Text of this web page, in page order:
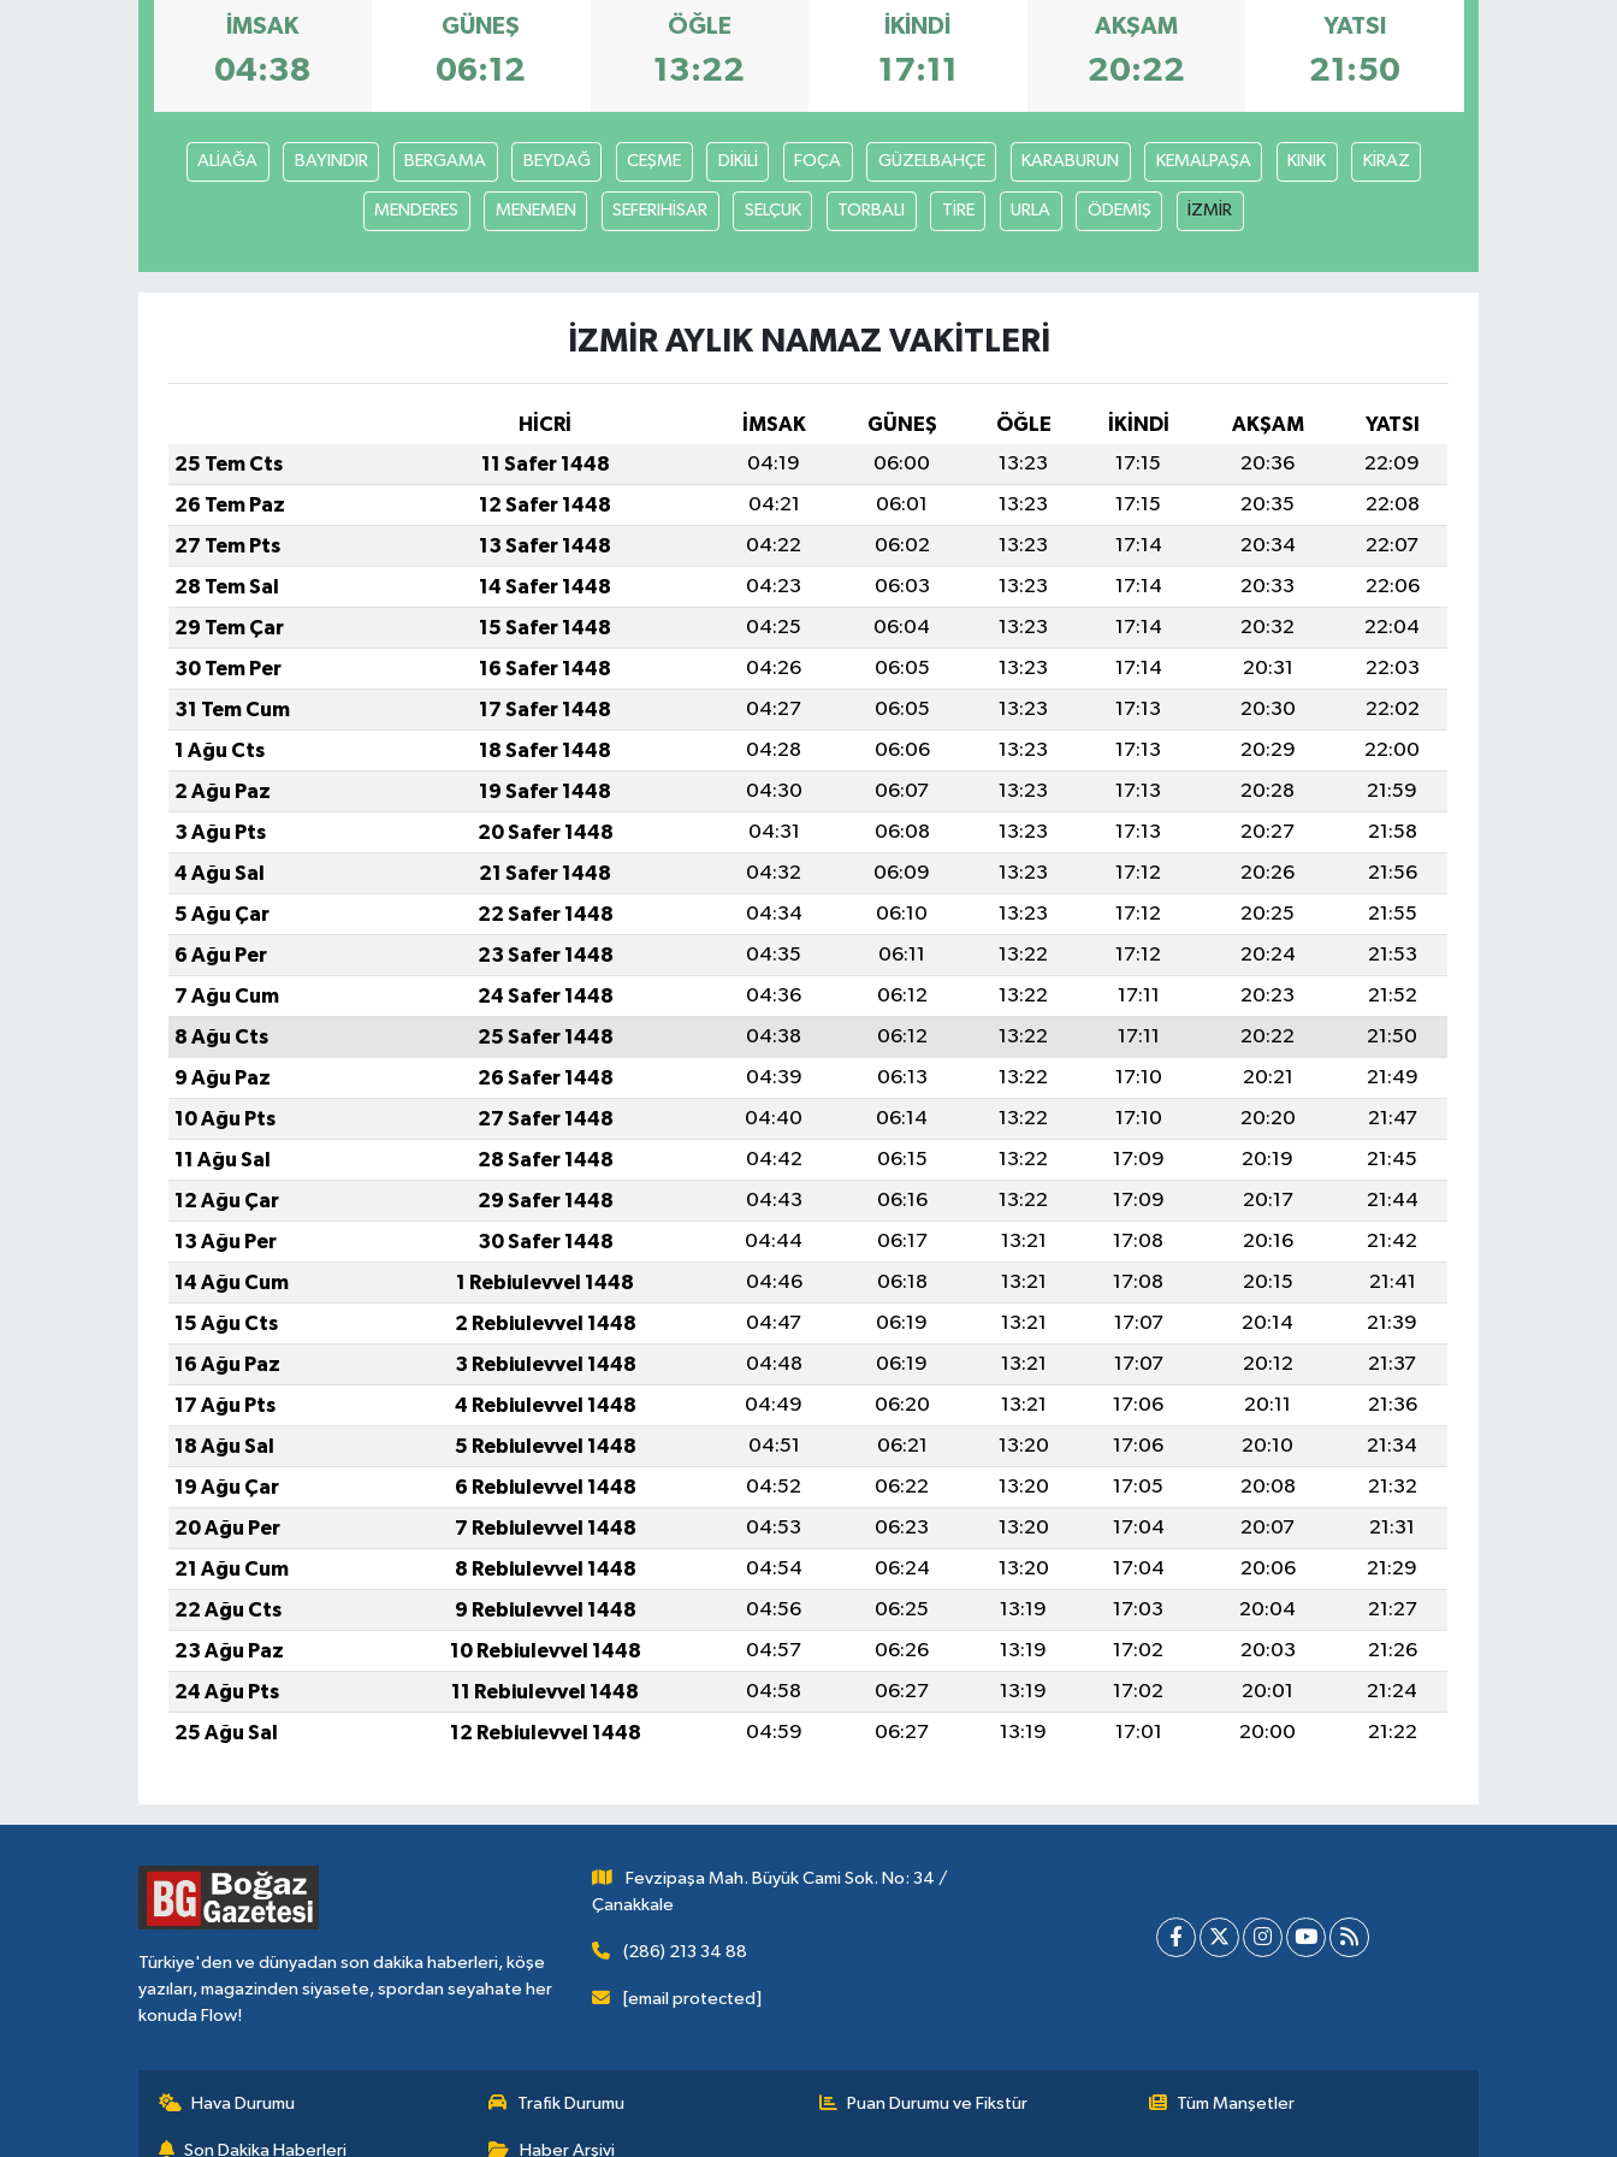
İMSAK
04:38
GÜNEŞ
06:12
ÖĞLE
13:22
İKINDI
17:11
AKŞAM
20:22
YATSI
21:50
ALİAĞA BAYINDIR BERGAMA BEYDAĞ CEŞME DİKİLİ FOÇA GÜZELBAHÇE KARABURUN KEMALPAŞA KINIK KİRAZ
MENDERES MENEMEN SEFERIHİSAR SELÇUK TORBALI TİRE URLA ÖDEMİŞ İZMİR
İZMİR AYLIK NAMAZ VAKITLERI
HİCRİ İMSAK GÜNEŞ ÖĞLE İKINDI AKŞAM
YATSI
25 Tem Cts
11 Safer 1448 04:19 06:00 13:23 17:15 20:36
22:09
26 Tem Paz
12 Safer 1448 04:21 06:01 13:23 17:15 20:35
22:08
27 Tem Pts
13 Safer 1448 04:22 06:02 13:23 17:14 20:34
22:07
28 Tem Sal
14 Safer 1448 04:23 06:03 13:23 17:14 20:33
22:06
29 Tem Çar
15 Safer 1448 04:25 06:04 13:23 17:14 20:32
22:04
30 Tem Per
16 Safer 1448 04:26 06:05 13:23 17:14 20:31
22:03
31 Tem Cum
17 Safer 1448 04:27 06:05 13:23 17:13 20:30
22:02
1 Ağu Cts
18 Safer 1448 04:28 06:06 13:23 17:13 20:29
22:00
2 Ağu Paz
19 Safer 1448 04:30 06:07 13:23 17:13 20:28
21:59
3 Ağu Pts
20 Safer 1448 04:31 06:08 13:23 17:13 20:27
21:58
4 Ağu Sal
21 Safer 1448 04:32 06:09 13:23 17:12 20:26
21:56
5 Ağu Çar
22 Safer 1448 04:34 06:10 13:23 17:12 20:25
21:55
6 Ağu Per
23 Safer 1448 04:35 06:11 13:22 17:12 20:24
21:53
7 Ağu Cum
24 Safer 1448 04:36 06:12 13:22 17:11 20:23
21:52
8 Ağu Cts
25 Safer 1448 04:38 06:12 13:22 17:11 20:22
21:50
9 Ağu Paz
26 Safer 1448 04:39 06:13 13:22 17:10 20:21
21:49
10 Ağu Pts
27 Safer 1448 04:40 06:14 13:22 17:10 20:20
21:47
11 Ağu Sal
28 Safer 1448 04:42 06:15 13:22 17:09 20:19
21:45
12 Ağu Çar
29 Safer 1448 04:43 06:16 13:22 17:09 20:17
21:44
13 Ağu Per
30 Safer 1448 04:44 06:17 13:21 17:08 20:16
21:42
14 Ağu Cum
1 Rebiulevvel 1448 04:46 06:18 13:21 17:08 20:15
21:41
15 Ağu Cts
2 Rebiulevvel 1448 04:47 06:19 13:21 17:07 20:14
21:39
16 Ağu Paz
3 Rebiulevvel 1448 04:48 06:19 13:21 17:07 20:12
21:37
17 Ağu Pts
4 Rebiulevvel 1448 04:49 06:20 13:21 17:06 20:11
21:36
18 Ağu Sal
5 Rebiulevvel 1448 04:51 06:21 13:20 17:06 20:10
21:34
19 Ağu Çar
6 Rebiulevvel 1448 04:52 06:22 13:20 17:05 20:08
21:32
20 Ağu Per
7 Rebiulevvel 1448 04:53 06:23 13:20 17:04 20:07
21:31
21 Ağu Cum
8 Rebiulevvel 1448 04:54 06:24 13:20 17:04 20:06
21:29
22 Ağu Cts
9 Rebiulevvel 1448 04:56 06:25 13:19 17:03 20:04
21:27
23 Ağu Paz
10 Rebiulevvel 1448 04:57 06:26 13:19 17:02 20:03
21:26
24 Ağu Pts
11 Rebiulevvel 1448 04:58 06:27 13:19 17:02 20:01
21:24
25 Ağu Sal
12 Rebiulevvel 1448 04:59 06:27 13:19 17:01 20:00 21:22
Türkiye'den ve dünyadan son dakika haberleri, köşe
yazıları, magazinden siyasete, spordan seyahate her
konuda Flow!
Fevzipaşa Mah. Büyük Cami Sok. No: 34 /
Çanakkale
(286) 213 34 88
[email protected]
Hava Durumu Trafik Durumu Puan Durumu ve Fikstür Tüm Manşetler
Son Dakika Haberleri Haber Arşivi